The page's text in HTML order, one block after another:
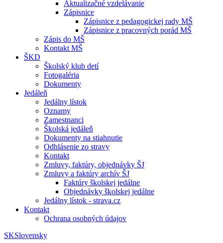
Aktualizačné vzdelávanie
Zápisnice
Zápisnice z pedagogickej rady MŠ
Zápisnice z pracovných porád MŠ
Zápis do MŠ
Kontakt MŠ
ŠKD
Školský klub detí
Fotogaléria
Dokumenty
Jedáleň
Jedálny lístok
Oznamy
Zamestnanci
Školská jedáleň
Dokumenty na stiahnutie
Odhlásenie zo stravy
Kontakt
Zmluvy, faktúry, objednávky ŠJ
Zmluvy a faktúry archív ŠJ
Faktúry školskej jedálne
Objednávky školskej jedálne
Jedálny lístok - strava.cz
Kontakt
Ochrana osobných údajov
SKSlovensky